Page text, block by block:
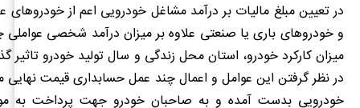
در تعیین مبلغ مالیات بر درآمد مشاغل خودرویی اعم از
و خودروهای باری یا صنعتی علاوه بر میزان درآمد شخصی
میزان کارکرد خودرو، استان محل زندگی و سال تولید خودرو تاثیر
در نظر گرفتن این عوامل و اعمال چند عمل حسابداری قیمت نهایی
خودرویی بدست آمده و به صاحبان خودرو جهت پرداخت به